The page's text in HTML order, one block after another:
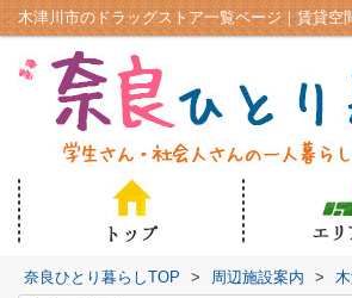
木津川市のドラッグストア一覧ページ｜賃貸
奈良ひとり暮らしTOP > 周辺施設案内 >